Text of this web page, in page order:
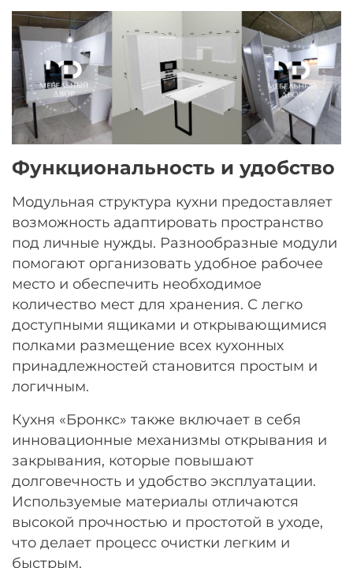
Функциональность и удобство
Модульная структура кухни предоставляет
возможность адаптировать пространство
под личные нужды. Разнообразные модули
помогают организовать удобное рабочее
место и обеспечить необходимое
количество мест для хранения. С легко
доступными ящиками и открывающимися
полками размещение всех кухонных
принадлежностей становится простым и
логичным.
Кухня «Бронкс» также включает в себя
инновационные механизмы открывания и
закрывания, которые повышают
долговечность и удобство эксплуатации.
Используемые материалы отличаются
высокой прочностью и простотой в уходе,
что делает процесс очистки легким и
быстрым.